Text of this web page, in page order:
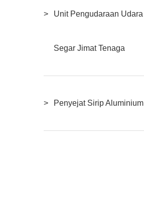
Unit Pengudaraan Udara
Segar Jimat Tenaga
Penyejat Sirip Aluminium